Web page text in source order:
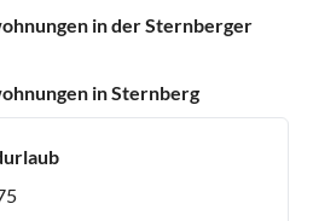
in der Sternberger
in Sternberg